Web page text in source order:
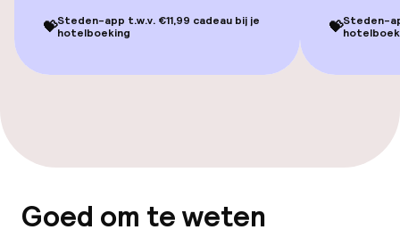
Wasservice
Zakelijke faciliteiten
Overal rookvrij
💝Steden-app t.w.v. €11,99 cadeau bij je
hotelboeking
💝Steden-
Goed om te weten